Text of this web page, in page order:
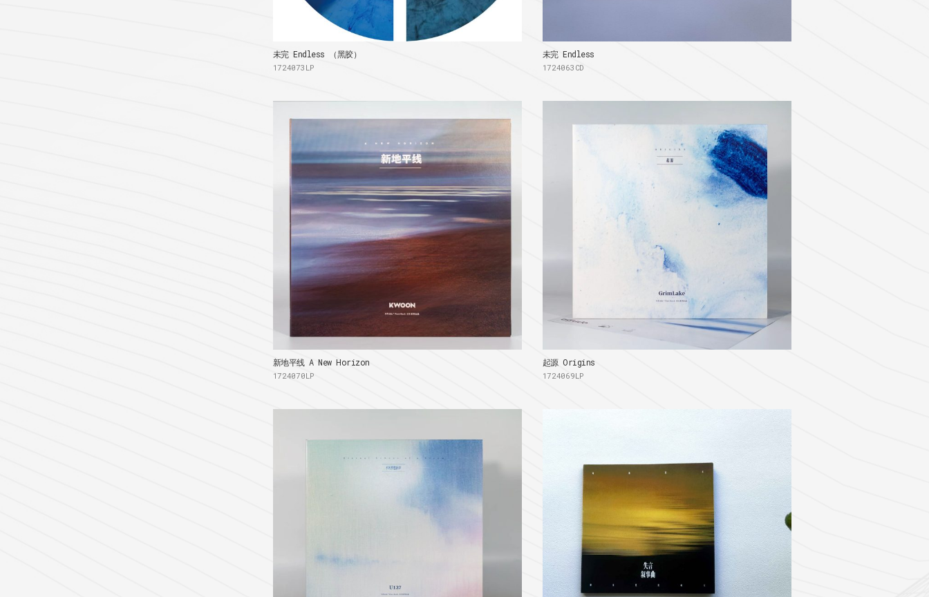
未完 Endless （黑胶）
1724073LP
未完 Endless
1724063CD
新地平线 A New Horizon
1724070LP
起源 Origins
1724069LP